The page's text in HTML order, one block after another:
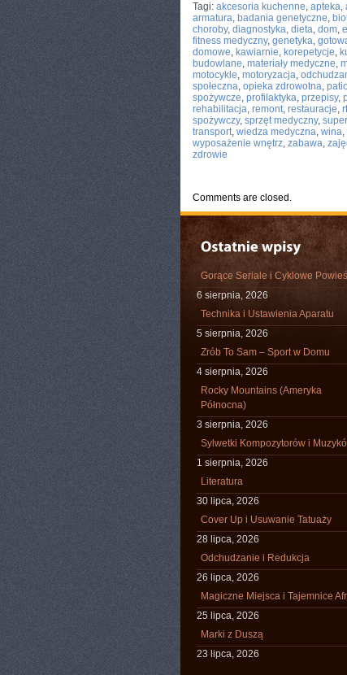
Tagi: akcesoria kuchenne, apteka,
armatura, badania genetyczne,
choroby, diagnostyka, dieta, dom,
fitness medyczny, genetyka,
domowe, kawiarnie, korepetycje,
budowlane, materiały medyczne,
motocykle, motoryzacja,
społeczna, opieka zdrowotna,
spożywcze, profilaktyka, przepisy,
rehabilitacja, remont, restauracje,
spożywczy, sprzęt medyczny,
transport, wiedza medyczna, wina,
wyposażenie wnętrz, zabawa,
zdrowie
Comments are closed.
Gorące Seriale i Cyklowe
6 sierpnia, 2026
Technika i Ustawienia Aparatu
5 sierpnia, 2026
Zrób To Sam – Sport w Domu
4 sierpnia, 2026
Rocky Mountains (Ameryka
Północna)
3 sierpnia, 2026
Sylwetki Kompozytorów i
1 sierpnia, 2026
Literatura
30 lipca, 2026
Cover Up i Usuwanie Tatuaży
28 lipca, 2026
Odchudzanie i Redukcja
26 lipca, 2026
Magiczne Miejsca i Tajemnice
25 lipca, 2026
Marki z Duszą
23 lipca, 2026